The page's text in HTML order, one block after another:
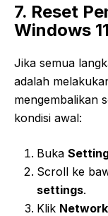
7. Reset
Windows 11
Jika semua
adalah
mengembalikan
kondisi awal:
Buka
Scroll ke
settings.
Klik